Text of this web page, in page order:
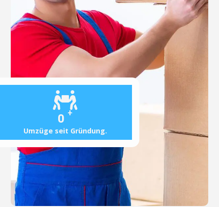
0 +
Umzüge seit Gründung.